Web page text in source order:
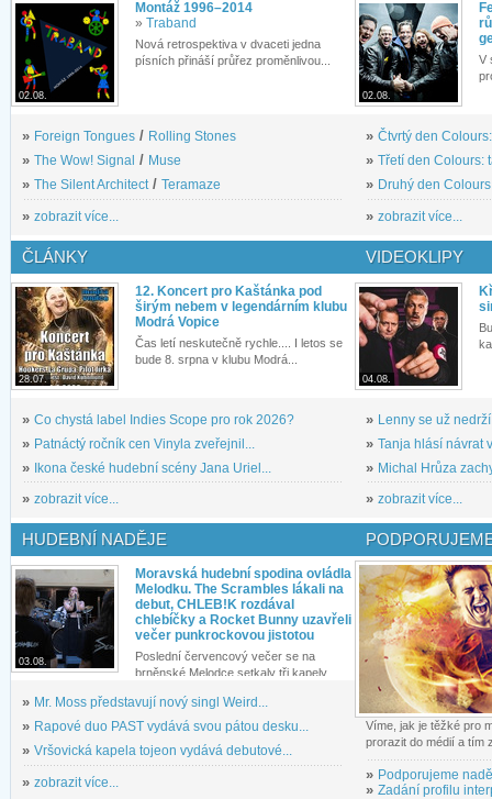
02.08.
Montáž 1996–2014
» Traband
Nová retrospektiva v dvaceti jedna
písních přináší průřez proměnlivou...
» Foreign Tongues / Rolling Stones
» The Wow! Signal / Muse
» The Silent Architect/ Teramaze
» zobrazit více...
02.08.
V
» Čtvrtý den
» Třetí den Colours:
» Druhý den
» zobrazit více...
ČLÁNKY
28.07.
12. Koncert pro Kaštánka pod
širým nebem v legendárním klubu
Modrá Vopice
Čas letí neskutečně rychle.... I letos se
bude 8. srpna v klubu Modrá...
» Co chystá label Indies Scope pro rok 2026?
» Patnáctý ročník cen Vinyla zveřejnil...
» Ikona české hudební scény Jana Uriel...
» zobrazit více...
VIDEOKLIPY
04.08.
» Lenny se už
» Tanja hlásí návrat
» Michal Hrůza
» zobrazit více...
HUDEBNÍ NADĚJE
03.08.
Moravská hudební spodina ovládla
Melodku. The Scrambles lákali na
debut, CHLEB!K rozdával
chlebíčky a Rocket Bunny uzavřeli
večer punkrockovou jistotou
Poslední červencový večer se na
brněnské Melodce setkaly tři kapely...
» Mr. Moss představují nový singl Weird...
» Rapové duo PAST vydává svou pátou desku...
» Vršovická kapela tojeon vydává debutové...
» zobrazit více...
Víme, jak je těžké pro
prorazit do médií a tím
» Podporujeme
» Zadání profilu